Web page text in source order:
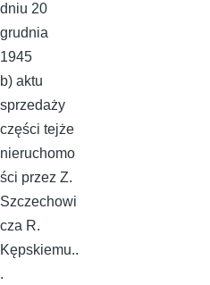
dniu 20
grudnia
1945
b) aktu
sprzedaży
części tejże
nieruchomo
ści przez Z.
Szczechowi
cza R.
Kępskiemu..
.